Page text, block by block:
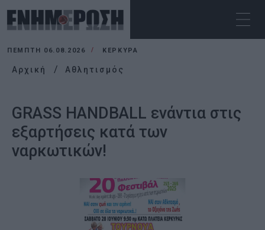
ΠΈΜΠΤΗ 06.08.2026 ΚΕΡΚΥΡΑ
Αρχική Αθλητισμός
GRASS HANDBALL ενάντια στις
εξαρτήσεις κατά των
ναρκωτικών!